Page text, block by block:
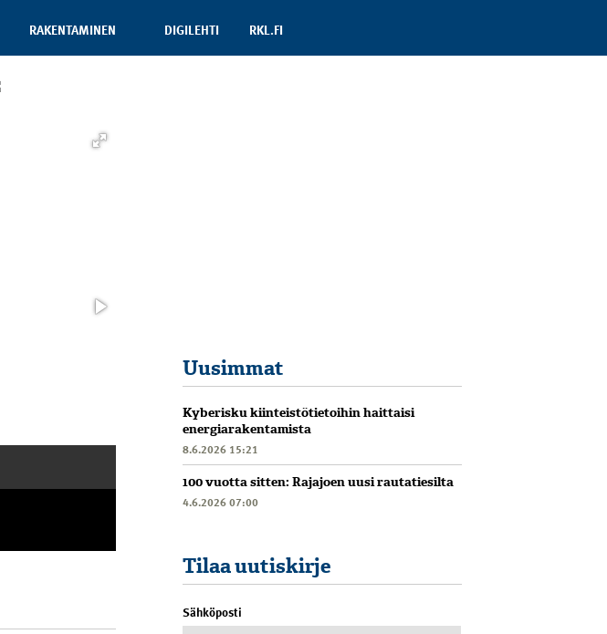
RAKENTAMINEN DIGILEHTI RKL.FI
Uusimmat
Kyberisku kiinteistötietoihin haittaisi
energiarakentamista
8.6.2026 15:21
100 vuotta sitten: Rajajoen uusi rautatiesilta
4.6.2026 07:00
Tilaa uutiskirje
Sähköposti